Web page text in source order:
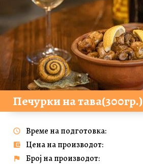
Печурки на тава(300гр.)
Време на подготовка:
Цена на производот:
Број на производот: